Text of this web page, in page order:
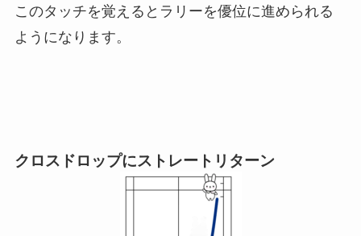
このタッチを覚えるとラリーを優位に進められる
ようになります。
クロスドロップにストレートリターン